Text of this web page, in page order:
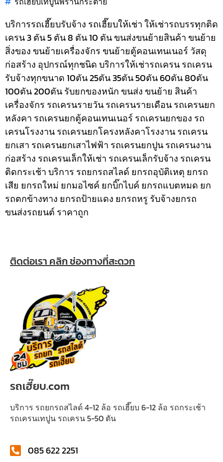
บริการรถเฮี๊ยบรับจ้าง รถเฮี๊ยบให้เช่า ให้เช่ารถบรรทุกติด
เครน 3 ตัน 5 ตัน 8 ตัน 10 ตัน ขนส่งขนย้ายสินค้า ขนย้าย
สิ่งของ ขนย้ายเครื่องจักร ขนย้ายตู้คอนเทนเนอร์ วัสดุ
ก่อสร้าง อุปกรณ์ทุกชนิดบริการให้เช่ารถเครน รถเครน
รับจ้างทุกขนาด 10ตัน 25ตัน 35ตัน 50ตัน 60ตัน 80ตัน
100ตัน 200ตัน รับยกของหนัก ขนส่ง ขนย้าย สินค้า
เครื่องจักร รถเครนรายวัน รถเครนรายเดือน รถเครนยก
หลังคา รถเครนยกตู้คอนเทนเนอร์ รถเครนยกของ รถ
เครนโรงงาน รถเครนยกโครงหลังคาโรงงาน รถเครน
ยกเสา รถเครนยกเสาไฟฟ้า รถเครนยกปูน รถเครนงาน
ก่อสร้าง รถเครนเล็กให้เช่า รถเครนเล็กรับจ้าง รถเครน
ติดกระเช้าบริการ รถยกรถสไลด์ ยกรถอุบัติเหตุ ยกรถ
เสีย ยกรถใหม่ ยกมอไซค์ ยกบิ๊กไบค์ ยกรถแบตหมด ยก
รถตกข้างทาง ยกรถป้ายแดง ยกรถหรู รับจ้างยกรถ
ขนส่งรถยนต์ ราคาถูก
ติดต่อเรา คลิก ช่องทางที่สะดวก
รถเฮี๊ยบ.com
บริการ รถยกรถสไลด์ 4-12 ล้อ รถเฮี๊ยบ 6-12 ล้อ รถกระเช้า
รถเครนเทปูน รถเครน 5-50 ตัน
085 622 2251